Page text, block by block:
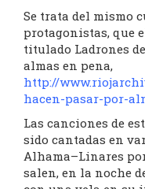
Se trata del mismo
protagonistas, que
titulado Ladrones
almas en pena,
http://
hacen-pasar-por-
Las canciones de
sido cantadas en
Alhama–Linares
salen, en la noche